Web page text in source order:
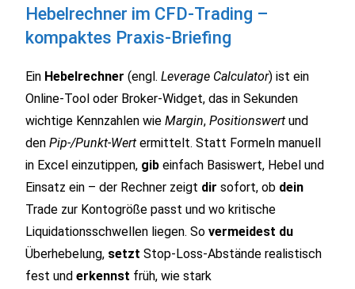
Hebelrechner im CFD‑Trading –
kompaktes Praxis‑Briefing
Ein Hebelrechner (engl.Leverage Calculator) ist ein
Online‑Tool oder Broker‑Widget, das in Sekunden
wichtige Kennzahlen wieMargin,Positionswert und
denPip‑/Punkt‑Wert ermittelt. Statt Formeln manuell
in Excel einzutippen, gib einfach Basiswert, Hebel und
Einsatz ein – der Rechner zeigt dir sofort, ob dein
Trade zur Kontogröße passt und wo kritische
Liquidationsschwellen liegen. Sovermeidest du
Überhebelung, setzt Stop‑Loss‑Abstände realistisch
fest underkennst früh, wie stark